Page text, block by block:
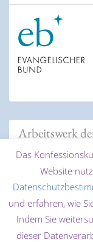
Arbeitswerk
Das
Website
und erfahren, wie
Indem Sie
dieser